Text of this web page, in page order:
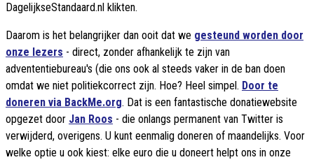
DagelijkseStandaard.nl klikten.
Daarom is het belangrijker dan ooit dat we gesteund worden door
onze lezers - direct, zonder afhankelijk te zijn van
advententiebureau's (die ons ook al steeds vaker in de ban doen
omdat we niet politiekcorrect zijn. Hoe? Heel simpel. Door te
doneren via BackMe.org. Dat is een fantastische donatiewebsite
opgezet door Jan Roos - die onlangs permanent van Twitter is
verwijderd, overigens. U kunt eenmalig doneren of maandelijks. Voor
welke optie u ook kiest: elke euro die u doneert helpt ons in onze